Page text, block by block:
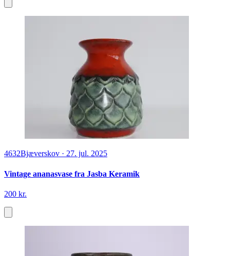
4632Bjæverskov · 27. jul. 2025
Vintage ananasvase fra Jasba Keramik
200 kr.